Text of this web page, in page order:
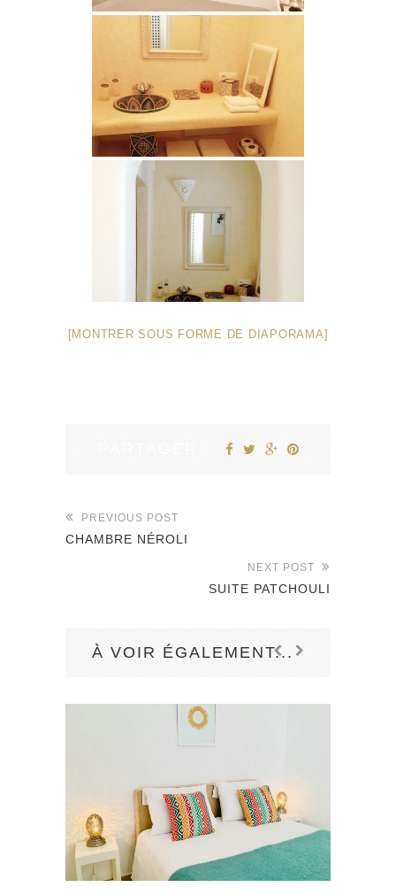
[MONTRER SOUS FORME DE DIAPORAMA]
PREVIOUS POST
CHAMBRE NÉROLI
NEXT POST
SUITE PATCHOULI
À VOIR ÉGALEMENT...